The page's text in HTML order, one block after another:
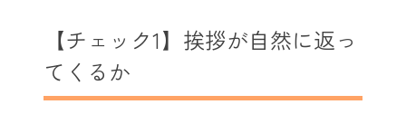
【チェック1】挨拶が自然に返っ
てくるか